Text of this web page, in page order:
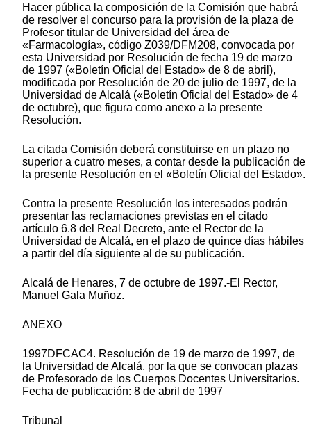
Hacer pública la composición de la Comisión que habrá
de resolver el concurso para la provisión de la plaza de
Profesor titular de Universidad del área de
«Farmacología», código Z039/DFM208, convocada por
esta Universidad por Resolución de fecha 19 de marzo
de 1997 («Boletín Oficial del Estado» de 8 de abril),
modificada por Resolución de 20 de julio de 1997, de la
Universidad de Alcalá («Boletín Oficial del Estado» de 4
de octubre), que figura como anexo a la presente
Resolución.
La citada Comisión deberá constituirse en un plazo no
superior a cuatro meses, a contar desde la publicación de
la presente Resolución en el «Boletín Oficial del Estado».
Contra la presente Resolución los interesados podrán
presentar las reclamaciones previstas en el citado
artículo 6.8 del Real Decreto, ante el Rector de la
Universidad de Alcalá, en el plazo de quince días hábiles
a partir del día siguiente al de su publicación.
Alcalá de Henares, 7 de octubre de 1997.-El Rector,
Manuel Gala Muñoz.
ANEXO
1997DFCAC4. Resolución de 19 de marzo de 1997, de
la Universidad de Alcalá, por la que se convocan plazas
de Profesorado de los Cuerpos Docentes Universitarios.
Fecha de publicación: 8 de abril de 1997
Tribunal